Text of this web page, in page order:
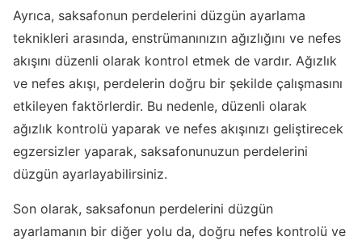
Ayrıca, saksafonun perdelerini düzgün ayarlama
teknikleri arasında, enstrümanınızın ağızlığını ve nefes
akışını düzenli olarak kontrol etmek de vardır. Ağızlık
ve nefes akışı, perdelerin doğru bir şekilde çalışmasını
etkileyen faktörlerdir. Bu nedenle, düzenli olarak
ağızlık kontrolü yaparak ve nefes akışınızı geliştirecek
egzersizler yaparak, saksafonunuzun perdelerini
düzgün ayarlayabilirsiniz.
Son olarak, saksafonun perdelerini düzgün
ayarlamanın bir diğer yolu da, doğru nefes kontrolü ve